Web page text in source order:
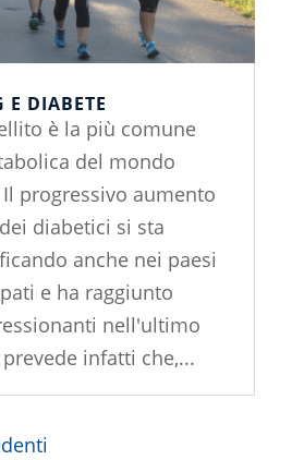
E DIABETE
è la più comune
del mondo
progressivo aumento
diabetici si sta
anche nei paesi
e ha raggiunto
nell'ultimo
infatti che,...